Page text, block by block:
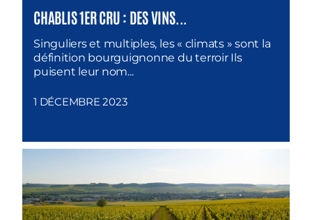
CHABLIS 1ER CRU : DES VINS...
Singuliers et multiples, les « climats » sont la
définition bourguignonne du terroir Ils
puisent leur nom...
1 DÉCEMBRE 2023